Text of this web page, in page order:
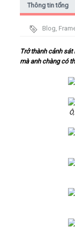
Giới thiệu
Thông tin tổng
Blog,
Trở thành cảnh sát
mà anh chàng có